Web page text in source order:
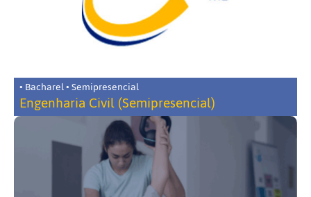
• Bacharel • Semipresencial
Engenharia Civil (Semipresencial)